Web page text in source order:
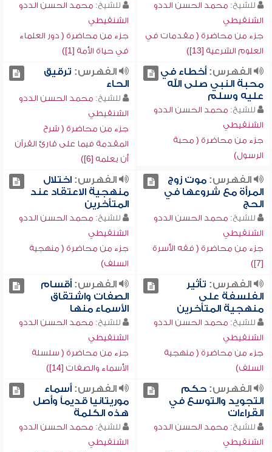
للشيخ: محمد الحسن الددو
الشنقيطي
جزء من محاضرة ( مقدمات في
العلوم الشرعية [13])
للشيخ: محمد الحسن الددو
الشنقيطي
جزء من محاضرة ( دور العلماء
في حياة الأمة [1])
الفهرس:أخطاء في
محبة النبي صلى الله
عليه وسلم
للشيخ: محمد الحسن الددو
الشنقيطي
جزء من محاضرة ( محبة
الرسول)
الفهرس: ترقيق
الحاء
للشيخ: محمد الحسن الددو
الشنقيطي
جزء من محاضرة ( شرح
المقدمة فيما على قارئ القرآن
أن يعلمه [6])
الفهرس:موت زوج
المرأة مع شروعها في
الحج
للشيخ: محمد الحسن الددو
الشنقيطي
جزء من محاضرة ( فقه الأسرة
[7])
الفهرس:اختلال
منهجية الاعتقاد عند
المتأخرين
للشيخ: محمد الحسن الددو
الشنقيطي
جزء من محاضرة ( منهجية
السلف)
الفهرس: تأثير
الفلسفة على
منهجية المتأخرين
للشيخ: محمد الحسن الددو
الشنقيطي
جزء من محاضرة ( منهجية
السلف)
الفهرس:أقسام
الصفات واشتقاق
الأسماء منها
للشيخ: محمد الحسن الددو
الشنقيطي
جزء من محاضرة ( سلسلة
الأسماء والصفات [14])
الفهرس:حكم
التجويد والتوسع في
القراءات
للشيخ: محمد الحسن الددو
الشنقيطي
الفهرس:أسماء
موريتانيا قديماً وأصل
هذه الكلمة
للشيخ: محمد الحسن الددو
الشنقيطي